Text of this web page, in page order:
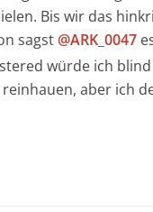
Bis wir das
sagst @ARK_0047
würde ich
aber ich